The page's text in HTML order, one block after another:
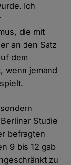
Ich
die mit
an den Satz
dem
wenn jemand
Studie
befragten
9 bis 12 gab
zu